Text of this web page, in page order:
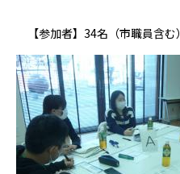
【参加者】34名（市職員含む）